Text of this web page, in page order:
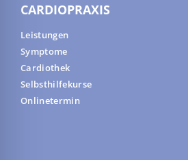
CARDIOPRAXIS
Leistungen
Symptome
Cardiothek
Selbsthilfekurse
Onlinetermin